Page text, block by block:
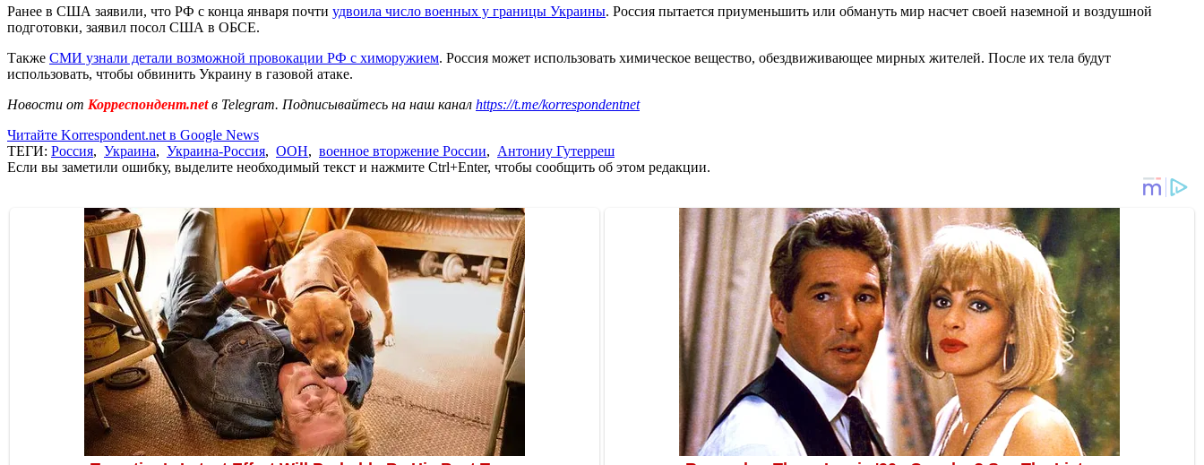
Ранее в США заявили, что РФ с конца января почти удвоила число военных у границы Украины. Россия пытается приуменьшить или обмануть мир насчет своей наземной и воздушной
подготовки, заявил посол США в ОБСЕ.
Также СМИ узнали детали возможной провокации РФ с химоружием. Россия может использовать химическое вещество, обездвиживающее мирных жителей. После их тела будут
использовать, чтобы обвинить Украину в газовой атаке.
Новости от Корреспондент.netв Telegram. Подписывайтесь на наш канал https://t.me/korrespondentnet
Читайте Korrespondent.net в Google News
ТЕГИ: Россия, Украина, Украина-Россия, ООН, военное вторжение России, Антониу Гутерреш
Если вы заметили ошибку, выделите необходимый текст и нажмите Ctrl+Enter, чтобы сообщить об этом редакции.